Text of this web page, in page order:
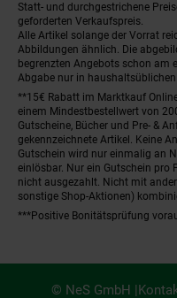
Statt- und durchgestrichene
geforderten Verkaufspreis.
Alle Artikel solange der Vorrat
Abbildungen ähnlich. Die
begrenzten Angebots schon am
Abgabe nur in haushaltsüblichen
**15€ Rabatt im Marktkauf
einem Mindestbestellwert von
Gutscheine, Bücher und Pre- &
gekennzeichnete Artikel. Keine
Gutschein wird nur einmalig an
einlösbar. Nur ein Gutschein pro
nicht ausgezahlt. Nicht mit
sonstige Shop-Aktionen)
***Positive Bonitätsprüfung
© NeS GmbH |